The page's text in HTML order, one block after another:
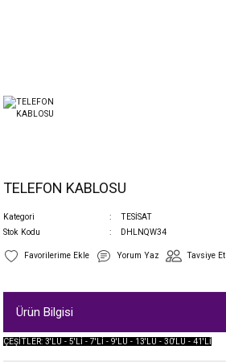
TELEFON KABLOSU
Kategori
TESİSAT
Stok Kodu
DHLNQW34
Yorum Yaz Tavsiye Et
Ürün Bilgisi
ÇEŞİTLER: 3'LÜ - 5'Lİ - 7'Lİ - 9'LU - 13'LU - 30'LU - 41'Lİ